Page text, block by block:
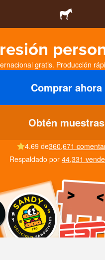
gratis. Producción
Comprar ahora
Obtén muestras
4.69 de360,671
Respaldado por 44,331